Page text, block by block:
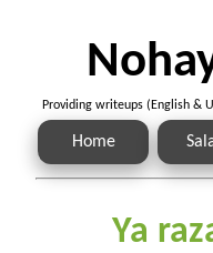
Providing writeups (English &
Home
Ya